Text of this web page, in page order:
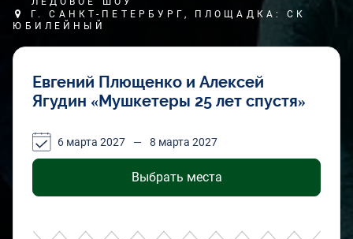
Г. САНКТ-ПЕТЕРБУРГ, ПЛОЩАДКА: СК
ЮБИЛЕЙНЫЙ
Евгений Плющенко и Алексей
Ягудин «Мушкетеры 25 лет спустя»
Выбрать места
6 марта 2027 — 8 марта 2027